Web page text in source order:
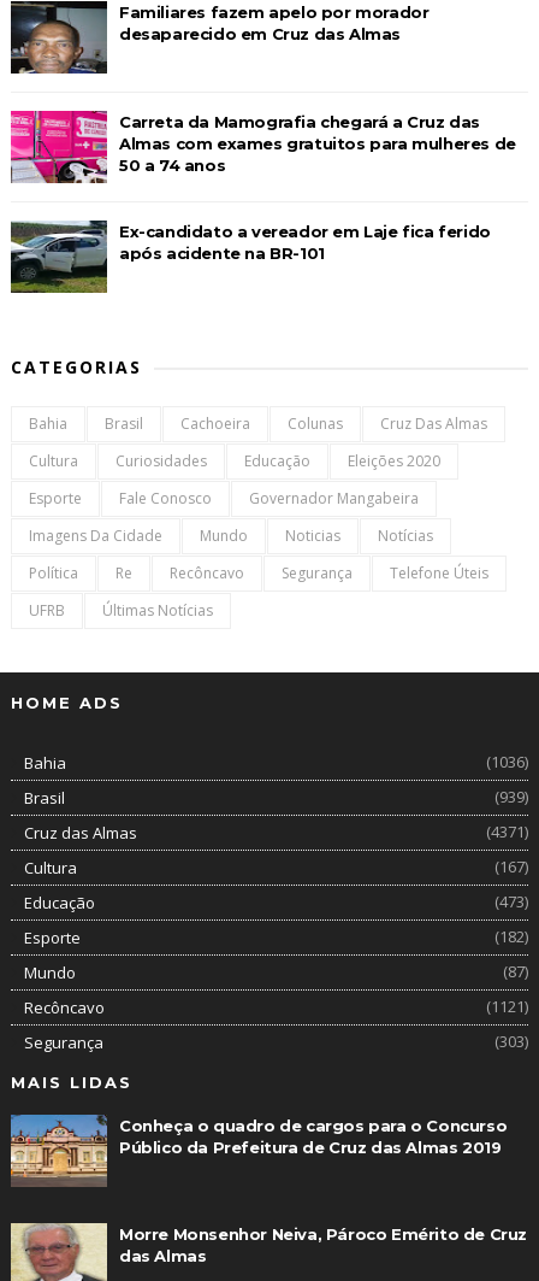
Familiares fazem apelo por morador
desaparecido em Cruz das Almas
Carreta da Mamografia chegará a Cruz das
Almas com exames gratuitos para mulheres de
50 a 74 anos
Ex-candidato a vereador em Laje fica ferido
após acidente na BR-101
CATEGORIAS
Bahia Brasil Cachoeira Colunas
Cruz Das Almas
Cultura
Curiosidades Educação
Eleições 2020
Esporte
Fale Conosco
Governador Mangabeira
Imagens Da Cidade
Mundo Noticias
Notícias
Política
Re Recôncavo Segurança
Telefone Úteis
UFRB
Últimas Notícias
HOME ADS
Bahia
(1036)
Brasil
(939)
Cruz das Almas
(4371)
Cultura
(167)
Educação
(473)
Esporte
(182)
Mundo
(87)
Recôncavo
(1121)
Segurança
(303)
MAIS LIDAS
Conheça o quadro de cargos para o Concurso
Público da Prefeitura de Cruz das Almas 2019
Morre Monsenhor Neiva, Pároco Emérito de Cruz
das Almas